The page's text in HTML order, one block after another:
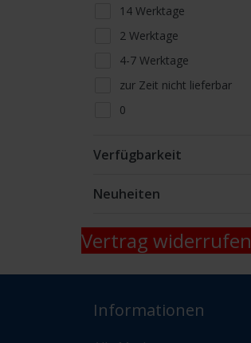
14 Werktage
2 Werktage
4-7 Werktage
zur Zeit nicht lieferbar
0
per Mail erfragen
Verfügbarkeit
Neuheiten
Vertrag widerrufen
Informationen